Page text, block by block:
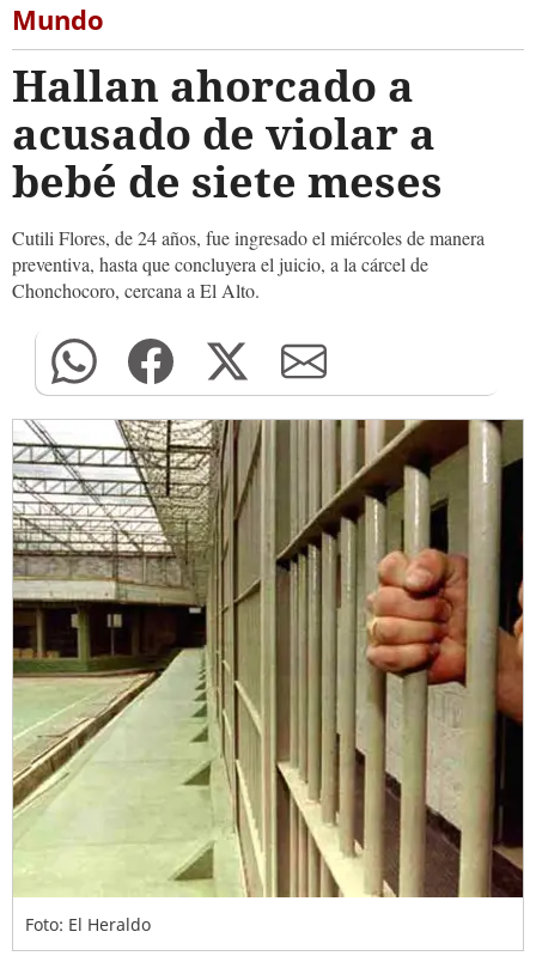
Mundo
Hallan ahorcado a
acusado de violar a
bebé de siete meses
Cutili Flores, de 24 años, fue ingresado el miércoles de manera
preventiva, hasta que concluyera el juicio, a la cárcel de
Chonchocoro, cercana a El Alto.
Foto: El Heraldo